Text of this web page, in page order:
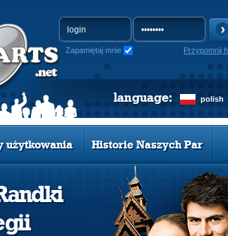
Zapamiętaj mnie
Przypomnij
polish
language:
użytkowania Historie Naszych Par